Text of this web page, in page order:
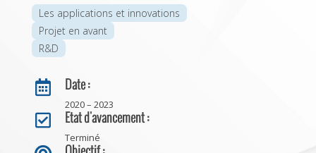
Les applications et innovations
Projet en avant
R&D
 Date :
2020 – 2023
 Etat d'avancement :
Terminé